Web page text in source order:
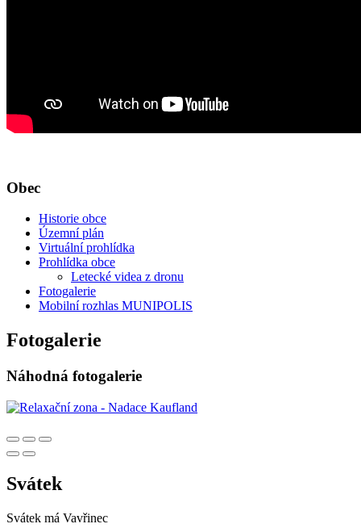
Obec
Historie obce
Územní plán
Virtuální prohlídka
Prohlídka obce
Letecké videa z dronu
Fotogalerie
Mobilní rozhlas MUNIPOLIS
Fotogalerie
Náhodná fotogalerie
Svátek
Svátek má Vavřinec